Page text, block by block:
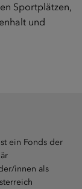
Sportplätzen,
und
ein Fonds der
innen als